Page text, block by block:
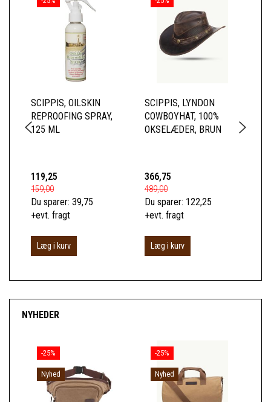
SCIPPIS, OILSKIN
REPROOFING SPRAY,
125 ML
119,25
159,00
Du sparer: 39,75
+evt. fragt
Læg i kurv
SCIPPIS, LYNDON
COWBOYHAT, 100%
OKSELÆDER, BRUN
366,75
489,00
Du sparer: 122,25
+evt. fragt
Læg i kurv
NYHEDER
-25%
Nyhed
-25%
Nyhed